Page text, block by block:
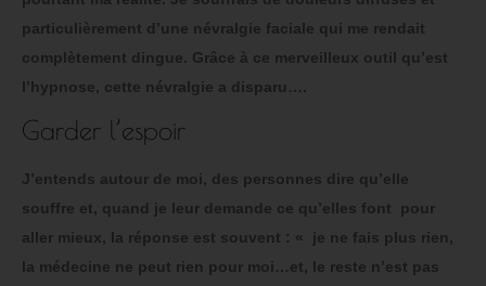
particulièrement d’une névralgie faciale qui me rendait
complètement dingue. Grâce à ce merveilleux outil qu’est
l’hypnose, cette névralgie a disparu….
Garder l’espoir
J’entends autour de moi, des personnes dire qu’elle
souffre et, quand je leur demande ce qu’elles font pour
aller mieux, la réponse est souvent : « je ne fais plus rien,
la médecine ne peut rien pour moi…et, le reste n’est pas